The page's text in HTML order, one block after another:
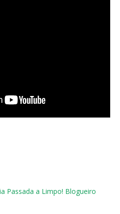
Passada a Limpo! Blogueiro